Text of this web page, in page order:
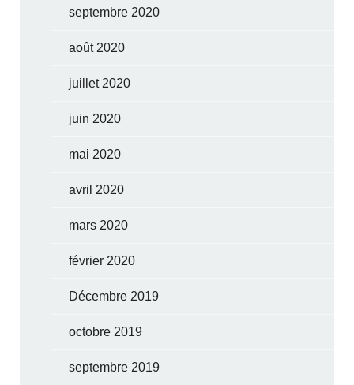
septembre 2020
août 2020
juillet 2020
juin 2020
mai 2020
avril 2020
mars 2020
février 2020
Décembre 2019
octobre 2019
septembre 2019